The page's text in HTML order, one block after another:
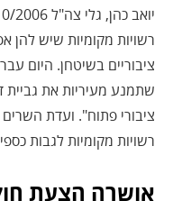
רשויות מקומיות שיש להן
שתמנע מעיריות את
ציבורי פתוח". ועדת
רשויות מקומיות לגבות
אושרה הצעת